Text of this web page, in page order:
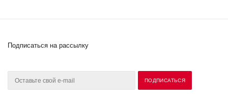
Подписаться на рассылку